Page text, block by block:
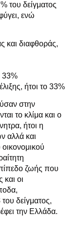
του δείγματος
ενώ
και διαφθοράς,
33%
ήτοι το 33%
στην
το κλίμα και ο
ήτοι η
αλλά και
ζωής που
οι
δείγματος,
την Ελλάδα.